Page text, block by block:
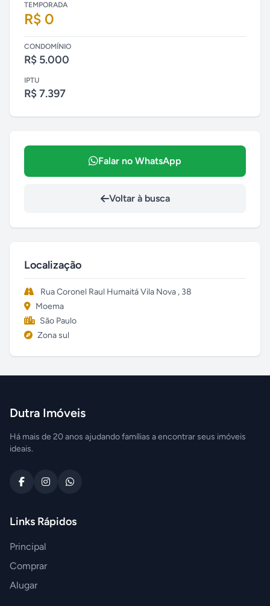
TEMPORADA
R$ 0
CONDOMÍNIO
R$ 5.000
IPTU
R$ 7.397
Falar no WhatsApp
Voltar à busca
Localização
Rua Coronel Raul Humaitá Vila Nova , 38
Moema
São Paulo
Zona sul
Dutra Imóveis
Há mais de 20 anos ajudando famílias a encontrar seus imóveis
ideais.
Links Rápidos
Principal
Comprar
Alugar